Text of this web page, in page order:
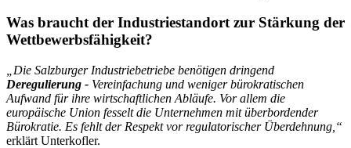
Was braucht der Industriestandort zur Stärkung der
Wettbewerbsfähigkeit?
„Die Salzburger Industriebetriebe benötigen dringend
Deregulierung - Vereinfachung und weniger bürokratischen
Aufwand für ihre wirtschaftlichen Abläufe. Vor allem die
europäische Union fesselt die Unternehmen mit überbordender
Bürokratie. Es fehlt der Respekt vor regulatorischer Überdehnung,“
erklärt Unterkofler.